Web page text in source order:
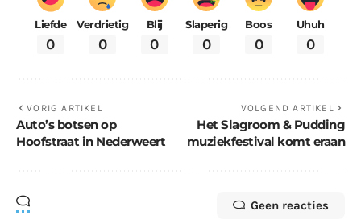
Liefde
0
Verdrietig
0
Blij
0
Slaperig
0
Boos
0
Uhuh
0
VORIG ARTIKEL
Auto’s botsen op
Hoofstraat in Nederweert
VOLGEND ARTIKEL
Het Slagroom & Pudding
muziekfestival komt eraan
Geen reacties